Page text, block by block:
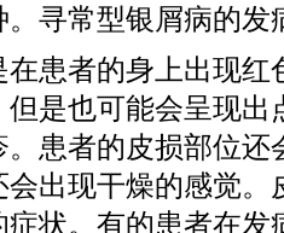
寻常型银屑病的发
患者的身上出现红
是也可能会呈现出
患者的皮损部位还
出现干燥的感觉。
症状。有的患者在发